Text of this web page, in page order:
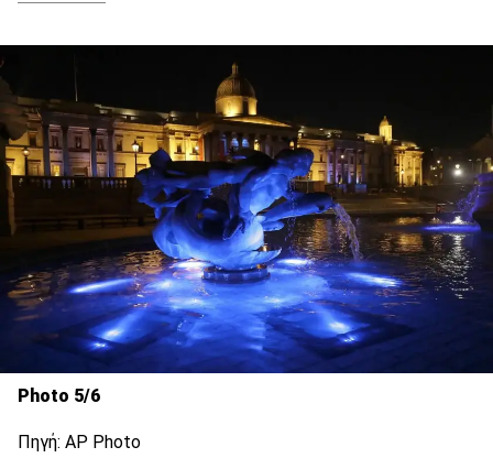
Photo 5/6
Πηγή: AP Photo